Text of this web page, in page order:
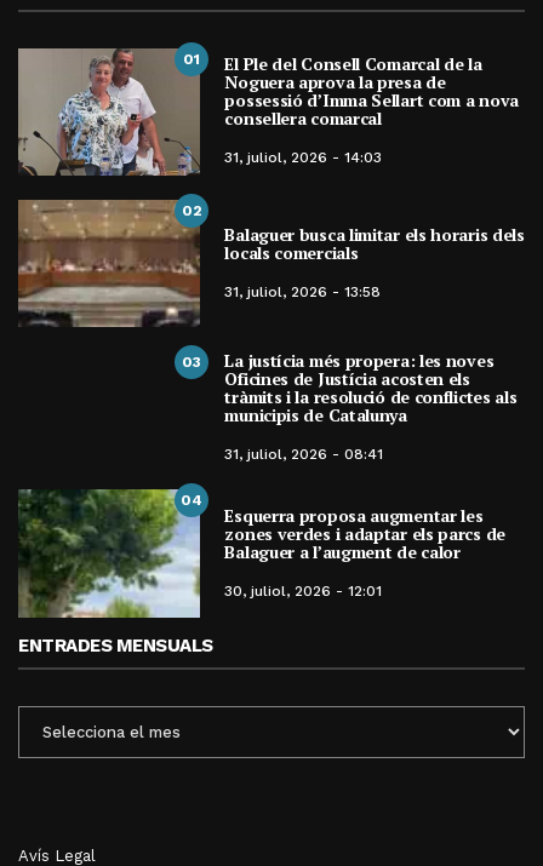
01 El Ple del Consell Comarcal de la
Noguera aprova la presa de
possessió d’Imma Sellart com a nova
consellera comarcal
31, juliol, 2026 - 14:03
02
Balaguer busca limitar els horaris dels
locals comercials
31, juliol, 2026 - 13:58
03 La justícia més propera: les noves
Oficines de Justícia acosten els
tràmits i la resolució de conflictes als
municipis de Catalunya
31, juliol, 2026 - 08:41
04
Esquerra proposa augmentar les
zones verdes i adaptar els parcs de
Balaguer a l’augment de calor
30, juliol, 2026 - 12:01
ENTRADES MENSUALS
MENSUALS
Avís Legal